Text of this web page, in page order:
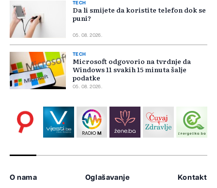
TECH
Da li smijete da koristite telefon dok se
puni?
05. 08. 2026.
TECH
Microsoft odgovorio na tvrdnje da
Windows 11 svakih 15 minuta šalje
podatke
05. 08. 2026.
O nama Oglašavanje Kontakt